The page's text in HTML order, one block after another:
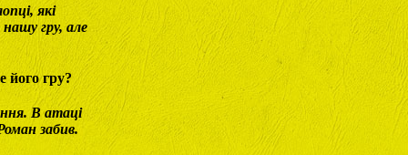
які
гру, але
його гру?
В атаці
забив.